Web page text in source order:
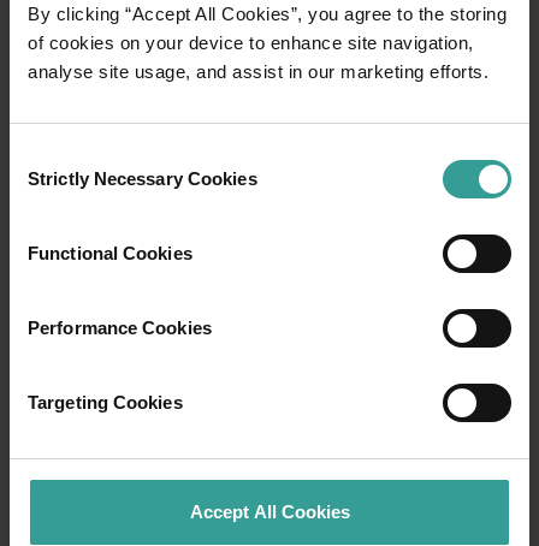
By clicking “Accept All Cookies”, you agree to the storing
of cookies on your device to enhance site navigation,
analyse site usage, and assist in our marketing efforts.
Selection
Strictly Necessary Cookies
Functional Cookies
Performance Cookies
Targeting Cookies
Accept All Cookies
01
charme des paysages captivants de l'Ouest
ensoleillée d'Australie et centre culturel
de tel que cette ville idyllique abritant des